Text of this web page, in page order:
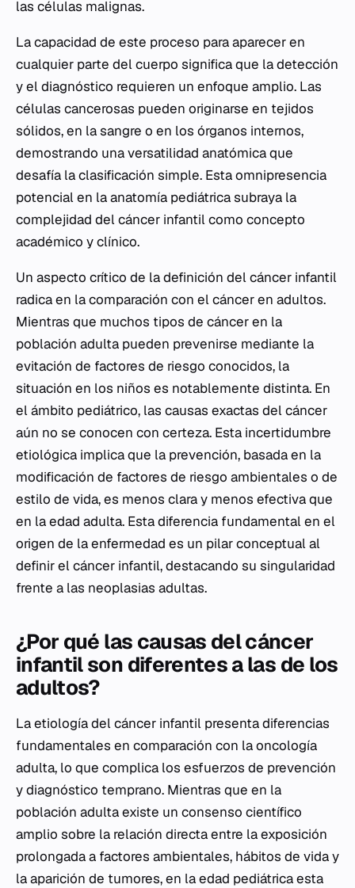
las células malignas.
La capacidad de este proceso para aparecer en
cualquier parte del cuerpo significa que la detección
y el diagnóstico requieren un enfoque amplio. Las
células cancerosas pueden originarse en tejidos
sólidos, en la sangre o en los órganos internos,
demostrando una versatilidad anatómica que
desafía la clasificación simple. Esta omnipresencia
potencial en la anatomía pediátrica subraya la
complejidad del cáncer infantil como concepto
académico y clínico.
Un aspecto crítico de la definición del cáncer infantil
radica en la comparación con el cáncer en adultos.
Mientras que muchos tipos de cáncer en la
población adulta pueden prevenirse mediante la
evitación de factores de riesgo conocidos, la
situación en los niños es notablemente distinta. En
el ámbito pediátrico, las causas exactas del cáncer
aún no se conocen con certeza. Esta incertidumbre
etiológica implica que la prevención, basada en la
modificación de factores de riesgo ambientales o de
estilo de vida, es menos clara y menos efectiva que
en la edad adulta. Esta diferencia fundamental en el
origen de la enfermedad es un pilar conceptual al
definir el cáncer infantil, destacando su singularidad
frente a las neoplasias adultas.
¿Por qué las causas del cáncer
infantil son diferentes a las de los
adultos?
La etiología del cáncer infantil presenta diferencias
fundamentales en comparación con la oncología
adulta, lo que complica los esfuerzos de prevención
y diagnóstico temprano. Mientras que en la
población adulta existe un consenso científico
amplio sobre la relación directa entre la exposición
prolongada a factores ambientales, hábitos de vida y
la aparición de tumores, en la edad pediátrica esta